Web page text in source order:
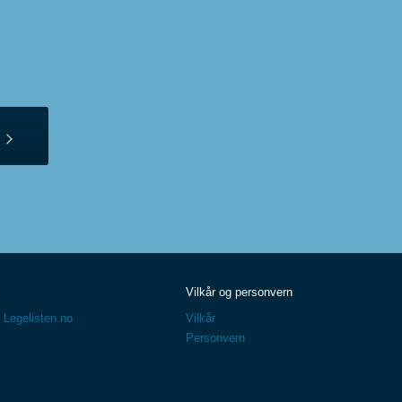
Legelisten.no
Vilkår og personvern
Vilkår
Personvern